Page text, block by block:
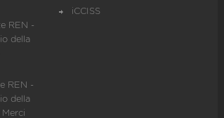
REN -
della
REN -
della
iCCISS